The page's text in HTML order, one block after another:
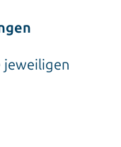
jeweiligen